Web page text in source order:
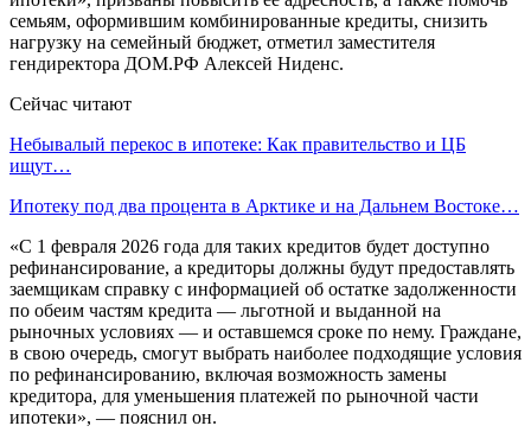
семьям, оформившим комбинированные кредиты, снизить
нагрузку на семейный бюджет, отметил заместителя
гендиректора ДОМ.РФ Алексей Ниденс.
Сейчас читают
Небывалый перекос в ипотеке: Как правительство и ЦБ
ищут…
Ипотеку под два процента в Арктике и на Дальнем Востоке…
«С 1 февраля 2026 года для таких кредитов будет доступно
рефинансирование, а кредиторы должны будут предоставлять
заемщикам справку с информацией об остатке задолженности
по обеим частям кредита — льготной и выданной на
рыночных условиях — и оставшемся сроке по нему. Граждане,
в свою очередь, смогут выбрать наиболее подходящие условия
по рефинансированию, включая возможность замены
кредитора, для уменьшения платежей по рыночной части
ипотеки», — пояснил он.